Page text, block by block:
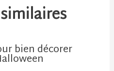
bien décorer